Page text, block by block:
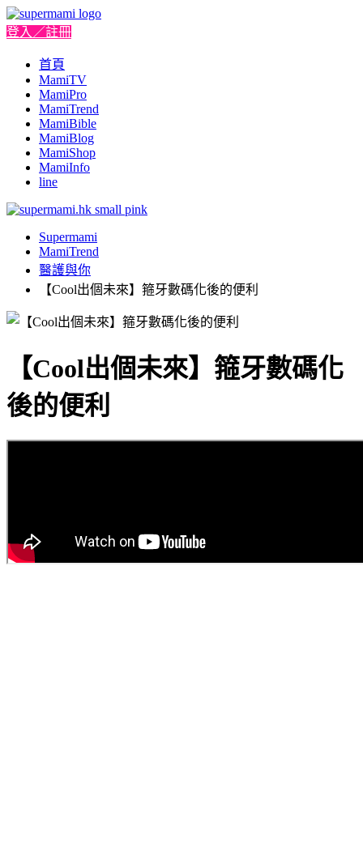
登入／註冊
首頁
MamiTV
MamiPro
MamiTrend
MamiBible
MamiBlog
MamiShop
MamiInfo
line
Supermami
MamiTrend
醫護與你
【Cool出個未來】箍牙數碼化後的便利
【Cool出個未來】箍牙數碼化
後的便利